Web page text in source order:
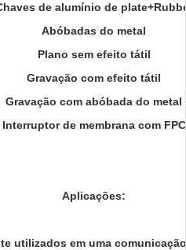
de alumínio de
Abóbadas do metal
Plano sem efeito tátil
Gravação com efeito tátil
Gravação com abóbada do metal
Interruptor de membrana com FPC
Aplicações:
utilizados em uma